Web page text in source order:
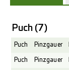
Puch (7)
Puch Pinzgauer
Puch Pinzgauer